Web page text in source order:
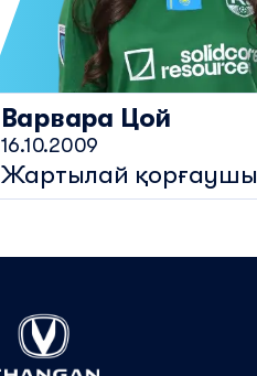
Варвара Цой
16.10.2009
Жартылай қорғаушы